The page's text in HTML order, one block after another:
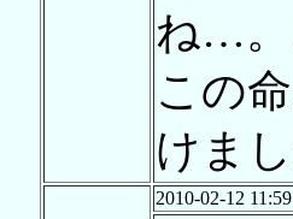
ね…。
この
けま
2010-02-12